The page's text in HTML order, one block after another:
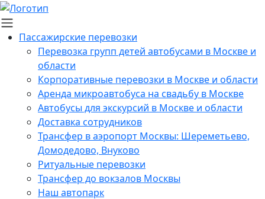
Пассажирские перевозки
Перевозка групп детей автобусами в Москве и
области
Корпоративные перевозки в Москве и области
Аренда микроавтобуса на свадьбу в Москве
Автобусы для экскурсий в Москве и области
Доставка сотрудников
Трансфер в аэропорт Москвы: Шереметьево,
Домодедово, Внуково
Ритуальные перевозки
Трансфер до вокзалов Москвы
Наш автопарк